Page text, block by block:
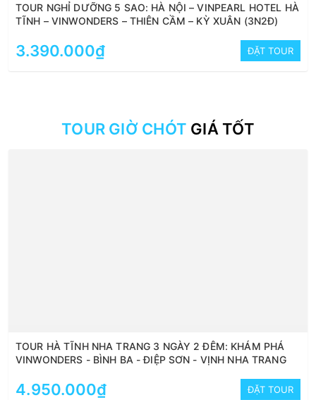
TOUR NGHỈ DƯỠNG 5 SAO: HÀ NỘI – VINPEARL HOTEL HÀ
TĨNH – VINWONDERS – THIÊN CẦM – KỲ XUÂN (3N2Đ)
3.390.000₫ ĐẶT TOUR
TOUR GIỜ CHÓT GIÁ TỐT
TOUR HÀ TĨNH NHA TRANG 3 NGÀY 2 ĐÊM: KHÁM PHÁ
VINWONDERS - BÌNH BA - ĐIỆP SƠN - VỊNH NHA TRANG
4.950.000₫ ĐẶT TOUR